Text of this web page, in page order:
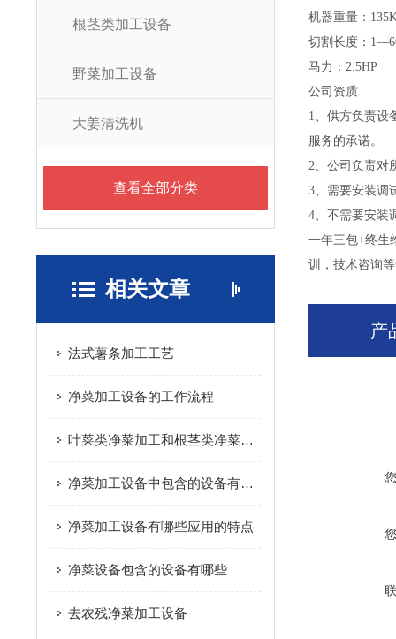
根茎类加工设备
野菜加工设备
大姜清洗机
查看全部分类
相关文章
法式薯条加工工艺
净菜加工设备的工作流程
叶菜类净菜加工和根茎类净菜加工这个两种模式的区别是什么？
净菜加工设备中包含的设备有哪些
净菜加工设备有哪些应用的特点
净菜设备包含的设备有哪些
去农残净菜加工设备
机器重量：
切割长度：
马力：2.5HP
公司资质
1、供方负责设
服务的承诺。
2、公司负责对
3、需要安装调
4、不需要安装
一年三包+终生
训，技术咨询
产